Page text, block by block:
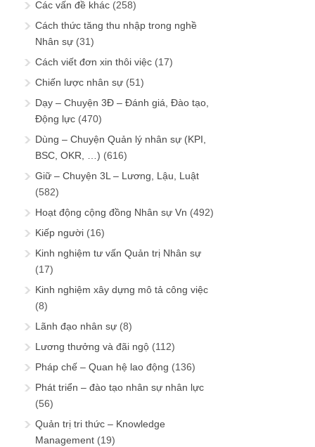
Các vấn đề khác (258)
Cách thức tăng thu nhập trong nghề
Nhân sự (31)
Cách viết đơn xin thôi việc (17)
Chiến lược nhân sự (51)
Dạy – Chuyện 3Đ – Đánh giá, Đào tạo,
Động lực (470)
Dùng – Chuyện Quản lý nhân sự (KPI,
BSC, OKR, …) (616)
Giữ – Chuyện 3L – Lương, Lậu, Luật
(582)
Hoạt động cộng đồng Nhân sự Vn (492)
Kiếp người (16)
Kinh nghiệm tư vấn Quản trị Nhân sự
(17)
Kinh nghiệm xây dựng mô tả công việc
(8)
Lãnh đạo nhân sự (8)
Lương thưởng và đãi ngộ (112)
Pháp chế – Quan hệ lao động (136)
Phát triển – đào tạo nhân sự nhân lực
(56)
Quản trị tri thức – Knowledge
Management (19)